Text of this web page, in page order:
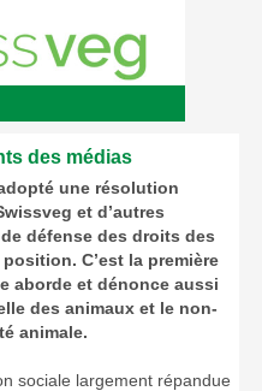
des médias
une résolution
et d’autres
défense des droits des
C’est la première
aborde et dénonce aussi
des animaux et le non-
animale.
sociale largement répandue